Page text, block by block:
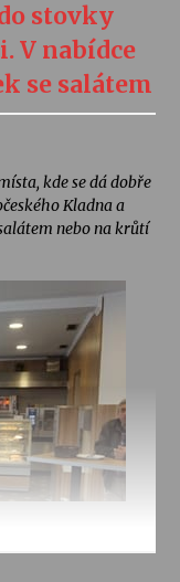
stovky
V nabídce
se salátem
kde se dá dobře
Kladna a
nebo na krůtí